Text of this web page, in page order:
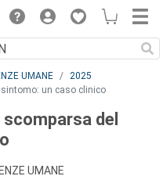
UMANE
2025
un caso clinico
del
UMANE